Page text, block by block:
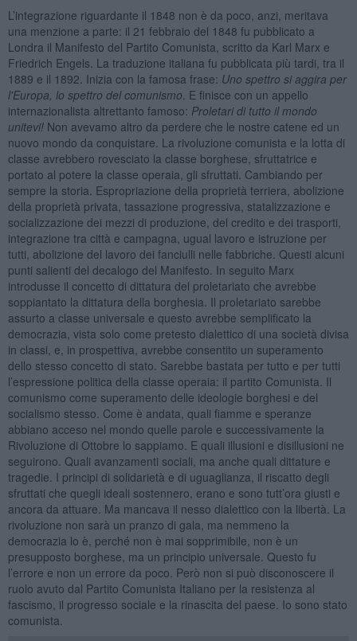
L’integrazione riguardante il 1848 non è da poco, anzi, meritava
una menzione a parte: il 21 febbraio del 1848 fu pubblicato a
Londra il Manifesto del Partito Comunista, scritto da Karl Marx e
Friedrich Engels. La traduzione italiana fu pubblicata più tardi, tra il
1889 e il 1892. Inizia con la famosa frase: Uno spettro si aggira per
l'Europa, lo spettro del comunismo . E finisce con un appello
internazionalista altrettanto famoso: Proletari di tutto il mondo
unitevi!Non avevamo altro da perdere che le nostre catene ed un
nuovo mondo da conquistare. La rivoluzione comunista e la lotta di
classe avrebbero rovesciato la classe borghese, sfruttatrice e
portato al potere la classe operaia, gli sfruttati. Cambiando per
sempre la storia. Espropriazione della proprietà terriera, abolizione
della proprietà privata, tassazione progressiva, statalizzazione e
socializzazione dei mezzi di produzione, del credito e dei trasporti,
integrazione tra città e campagna, ugual lavoro e istruzione per
tutti, abolizione del lavoro dei fanciulli nelle fabbriche. Questi alcuni
punti salienti del decalogo del Manifesto. In seguito Marx
introdusse il concetto di dittatura del proletariato che avrebbe
soppiantato la dittatura della borghesia. Il proletariato sarebbe
assurto a classe universale e questo avrebbe semplificato la
democrazia, vista solo come pretesto dialettico di una società divisa
in classi, e, in prospettiva, avrebbe consentito un superamento
dello stesso concetto di stato. Sarebbe bastata per tutto e per tutti
l’espressione politica della classe operaia: il partito Comunista. Il
comunismo come superamento delle ideologie borghesi e del
socialismo stesso. Come è andata, quali fiamme e speranze
abbiano acceso nel mondo quelle parole e successivamente la
Rivoluzione di Ottobre lo sappiamo. E quali illusioni e disillusioni ne
seguirono. Quali avanzamenti sociali, ma anche quali dittature e
tragedie. I principi di solidarietà e di uguaglianza, il riscatto degli
sfruttati che quegli ideali sostennero, erano e sono tutt’ora giusti e
ancora da attuare. Ma mancava il nesso dialettico con la libertà. La
rivoluzione non sarà un pranzo di gala, ma nemmeno la
democrazia lo è, perché non è mai sopprimibile, non è un
presupposto borghese, ma un principio universale. Questo fu
l’errore e non un errore da poco. Però non si può disconoscere il
ruolo avuto dal Partito Comunista Italiano per la resistenza al
fascismo, il progresso sociale e la rinascita del paese. Io sono stato
comunista.